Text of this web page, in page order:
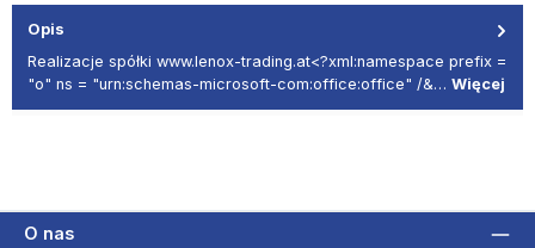
Opis
Realizacje spółki www.lenox-trading.at<?xml:namespace prefix =
"o" ns = "urn:schemas-microsoft-com:office:office" /&… Więcej
O nas